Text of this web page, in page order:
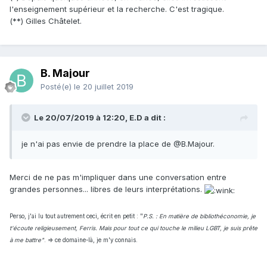
l'enseignement supérieur et la recherche. C'est tragique.
(**) Gilles Châtelet.
B. Majour
Posté(e) le 20 juillet 2019
Le 20/07/2019 à 12:20, E.D a dit :
je n'ai pas envie de prendre la place de @B.Majour.
Merci de ne pas m'impliquer dans une conversation entre
grandes personnes... libres de leurs interprétations.
Perso, j'ai lu tout autrement ceci, écrit en petit : "P.S. : En matière de bibliothéconomie, je
t'écoute religieusement, Ferris. Mais pour tout ce qui touche le milieu LGBT, je suis prête
à me battre". => ce domaine-là, je m'y connais.